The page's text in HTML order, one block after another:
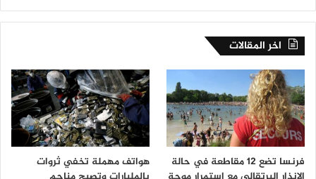
اخر المقالات
فرنسا تضع 12 مقاطعة في حالة
هواتف مهملة تخفي ثروات